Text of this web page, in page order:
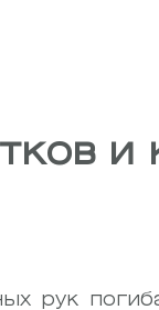
и
рук